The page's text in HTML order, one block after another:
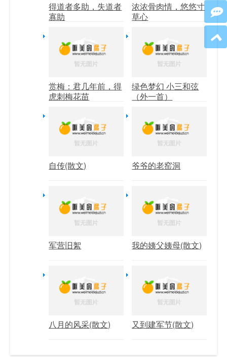
得道者多助，失道者
寡助
浓浓骨肉情，悠悠寸
草心
赏梅：君几年前，得
虎刺梅花苗
绿色梦幻 小三和弦
（外一首）
自传(散文) 爷爷的老窑洞
军营旧絮 我的姨父姨母(散文)
八月的风采(散文) 又到建军节(散文)